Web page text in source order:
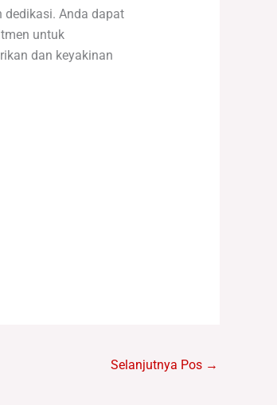
dedikasi. Anda dapat
untuk
dan keyakinan
Selanjutnya Pos →